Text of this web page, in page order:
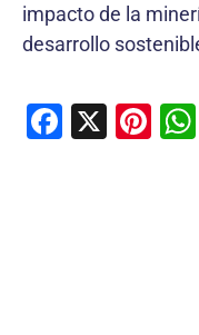
impacto de la
desarrollo
F
X
Pi